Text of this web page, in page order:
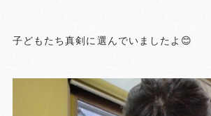
子どもたち真剣に選んでいましたよ😊